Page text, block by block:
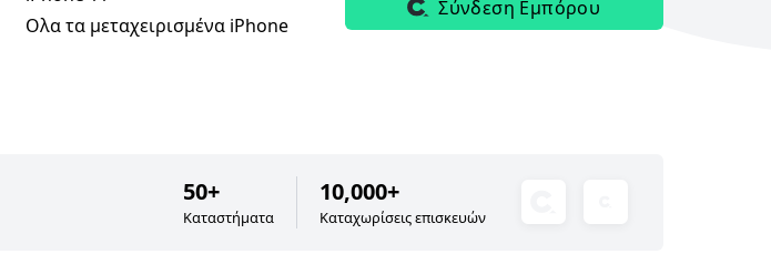
Ολα τα μεταχειρισμένα iPhone
Σύνδεση Εμπόρου
50+
Καταστήματα
10,000+
Καταχωρίσεις επισκευών